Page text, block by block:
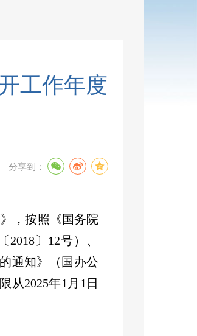
工作年度
分享到：
，按照 《国务院
2018〕 12号）、
通知》（国办公
从2025年1 月 1 日